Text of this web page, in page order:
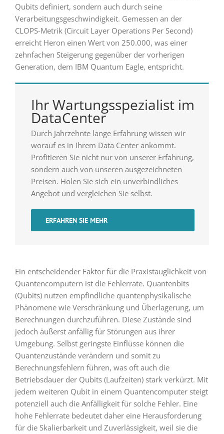
Qubits definiert, sondern auch durch seine
Verarbeitungsgeschwindigkeit. Gemessen an der
CLOPS-Metrik (Circuit Layer Operations Per Second)
erreicht Heron einen Wert von 250.000, was einer
zehnfachen Steigerung gegenüber der vorherigen
Generation, dem IBM Quantum Eagle, entspricht.
Ihr Wartungsspezialist im
DataCenter
Durch Jahrzehnte lange Erfahrung wissen wir
worauf es in Ihrem Data Center ankommt.
Profitieren Sie nicht nur von unserer Erfahrung,
sondern auch von unseren ausgezeichneten
Preisen. Holen Sie sich ein unverbindliches
Angebot und vergleichen Sie selbst.
ERFAHREN SIE MEHR
Ein entscheidender Faktor für die Praxistauglichkeit von
Quantencomputern ist die Fehlerrate. Quantenbits
(Qubits) nutzen empfindliche quantenphysikalische
Phänomene wie Verschränkung und Überlagerung, um
Berechnungen durchzuführen. Diese Zustände sind
jedoch äußerst anfällig für Störungen aus ihrer
Umgebung. Selbst geringste Einflüsse können die
Quantenzustände verändern und somit zu
Berechnungsfehlern führen, was oft auch die
Betriebsdauer der Qubits (Laufzeiten) stark verkürzt. Mit
jedem weiteren Qubit in einem Quantencomputer steigt
potenziell auch die Anfälligkeit für solche Fehler. Eine
hohe Fehlerrate bedeutet daher eine Herausforderung
für die Skalierbarkeit und Zuverlässigkeit, weil sie die